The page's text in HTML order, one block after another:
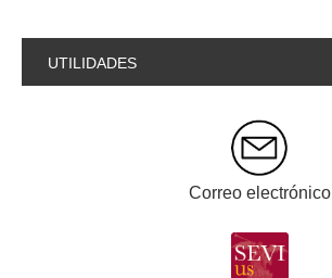
UTILIDADES
Correo electrónico